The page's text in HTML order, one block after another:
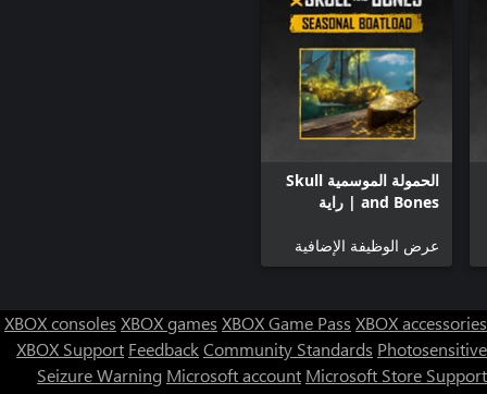
الحمولة الموسمية Skull
and Bones | راية
عرض الوظيفة الإضافية
XBOX consoles XBOX games XBOX Game Pass XBOX accessories
XBOX Support FeedbackCommunity Standards Photosensitive
Seizure Warning Microsoft account Microsoft Store Support